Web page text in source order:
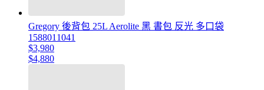
Gregory 後背包 25L Aerolite 黑 書包 反光 多口袋
1588011041
$3,980
$4,880